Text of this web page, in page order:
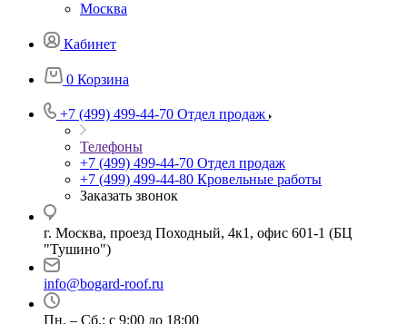
Москва
Кабинет
0 Корзина
+7 (499) 499-44-70 Отдел продаж
Телефоны
+7 (499) 499-44-70 Отдел продаж
+7 (499) 499-44-80 Кровельные работы
Заказать звонок
г. Москва, проезд Походный, 4к1, офис 601-1 (БЦ
"Тушино")
info@bogard-roof.ru
Пн. – Сб.: с 9:00 до 18:00